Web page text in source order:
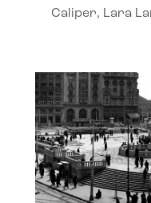
Caliper, Lara